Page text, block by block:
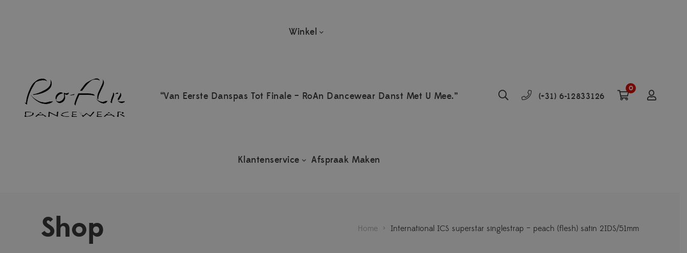
Winkel
“Van Eerste Danspas Tot Finale – RoAn Dancewear Danst Met U Mee.”
Klantenservice Afspraak Maken
(+31) 6-12833126
0
Shop Home > International ICS superstar singlestrap – peach (flesh) satin 2IDS/51mm